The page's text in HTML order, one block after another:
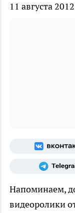
11 августа 2012
Напоминаем,
видеоролики